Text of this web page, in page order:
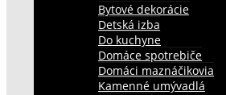
Bytové dekorácie
Detská izba
Do kuchyne
Domáce spotrebiče
Domáci maznáčikovia
Kamenné umývadlá